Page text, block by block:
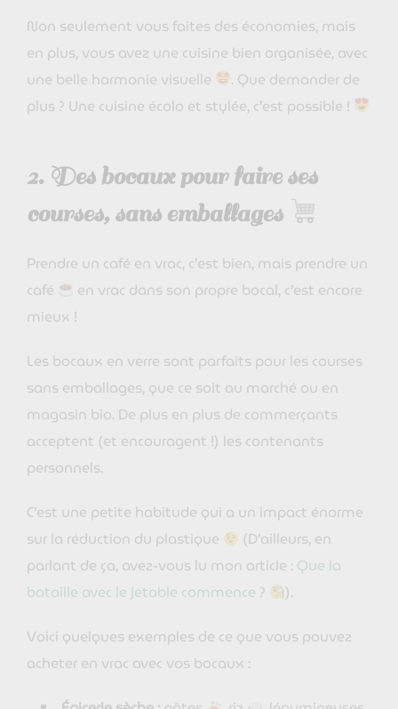
Non seulement vous faites des économies, mais
en plus, vous avez une cuisine bien organisée, avec
une belle harmonie visuelle
. Que demander de
plus ? Une cuisine écolo et stylée, c’est possible !
2. Des bocaux pour faire ses
courses, sans emballages
Prendre un café en vrac, c’est bien, mais prendre un
café
en vrac dans son propre bocal, c’est encore
mieux !
Les bocaux en verre sont parfaits pour les courses
sans emballages, que ce soit au marché ou en
magasin bio. De plus en plus de commerçants
acceptent (et encouragent !) les contenants
personnels.
C’est une petite habitude qui a un impact énorme
sur la réduction du plastique
(D’ailleurs, en
parlant de ça, avez-vous lu mon article : Que la
bataille avec le jetable commence ?
).
Voici quelques exemples de ce que vous pouvez
acheter en vrac avec vos bocaux :